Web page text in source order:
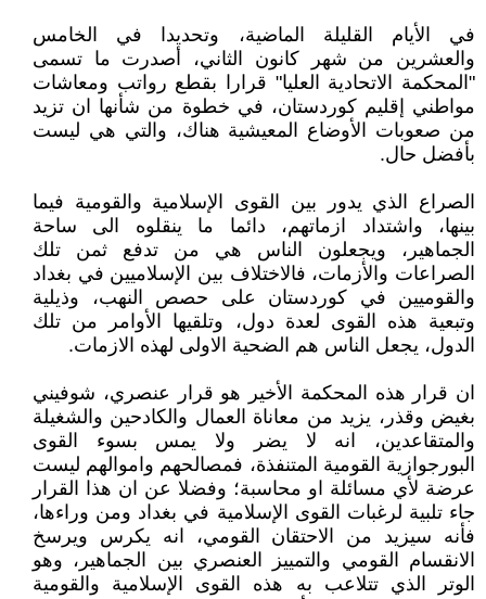
في الأيام القليلة الماضية، وتحديدا في الخامس
والعشرين من شهر كانون الثاني، أصدرت ما تسمى
"المحكمة الاتحادية العليا" قرارا بقطع رواتب ومعاشات
مواطني إقليم كوردستان، في خطوة من شأنها ان تزيد
من صعوبات الأوضاع المعيشية هناك، والتي هي ليست
بأفضل حال.
الصراع الذي يدور بين القوى الإسلامية والقومية فيما
بينها، واشتداد ازماتهم، دائما ما ينقلوه الى ساحة
الجماهير، ويجعلون الناس هي من تدفع ثمن تلك
الصراعات والأزمات، فالاختلاف بين الإسلاميين في بغداد
والقوميين في كوردستان على حصص النهب، وذيلية
وتبعية هذه القوى لعدة دول، وتلقيها الأوامر من تلك
الدول، يجعل الناس هم الضحية الاولى لهذه الازمات.
ان قرار هذه المحكمة الأخير هو قرار عنصري، شوفيني
بغيض وقذر، يزيد من معاناة العمال والكادحين والشغيلة
والمتقاعدين، انه لا يضر ولا يمس بسوء القوى
البورجوازية القومية المتنفذة، فمصالحهم واموالهم ليست
عرضة لأي مسائلة او محاسبة؛ وفضلا عن ان هذا القرار
جاء تلبية لرغبات القوى الإسلامية في بغداد ومن وراءها،
فأنه سيزيد من الاحتقان القومي، انه يكرس ويرسخ
الانقسام القومي والتمييز العنصري بين الجماهير، وهو
الوتر الذي تتلاعب به هذه القوى الإسلامية والقومية